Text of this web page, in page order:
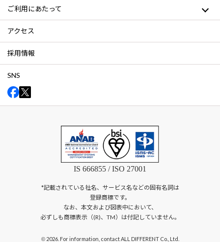
ご利用にあたって
アクセス
採用情報
SNS
IS 666855 / ISO 27001
*記載されている社名、サービス名などの固有名詞は
登録商標です。
なお、本文および図表中において、
必ずしも商標表示（(R)、TM）は付記していません。
©2026. For information, contact ALL DIFFERENT Co., Ltd.